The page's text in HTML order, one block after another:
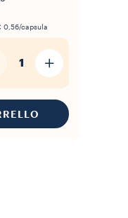
0,56/capsula
1